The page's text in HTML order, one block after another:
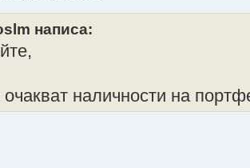
написа:
очакват наличности на